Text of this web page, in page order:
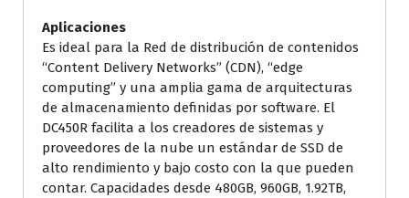
Aplicaciones
Es ideal para la Red de distribución de contenidos
“Content Delivery Networks” (CDN), “edge
computing” y una amplia gama de arquitecturas
de almacenamiento definidas por software. El
DC450R facilita a los creadores de sistemas y
proveedores de la nube un estándar de SSD de
alto rendimiento y bajo costo con la que pueden
contar. Capacidades desde 480GB, 960GB, 1.92TB,